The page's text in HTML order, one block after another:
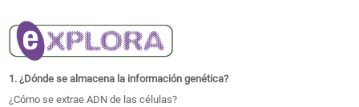
1. ¿Dónde se almacena la información genética?
¿Cómo se extrae ADN de las células?